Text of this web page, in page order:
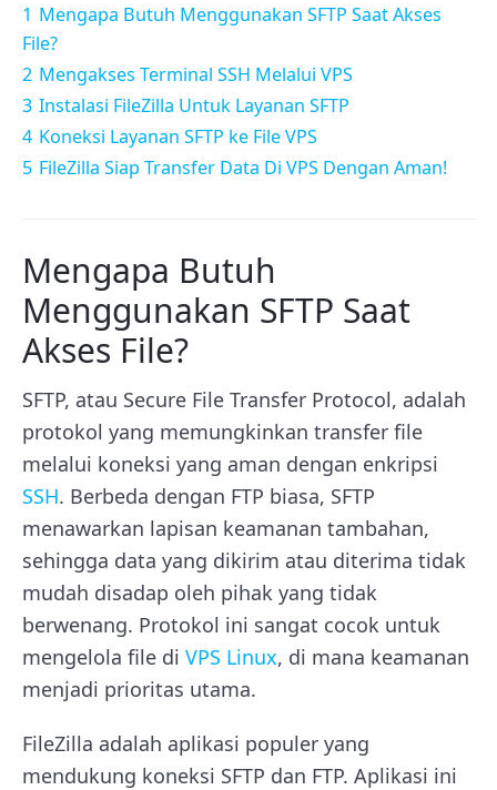
1 Mengapa Butuh Menggunakan SFTP Saat Akses
File?
2 Mengakses Terminal SSH Melalui VPS
3 Instalasi FileZilla Untuk Layanan SFTP
4 Koneksi Layanan SFTP ke File VPS
5 FileZilla Siap Transfer Data Di VPS Dengan Aman!
Mengapa Butuh
Menggunakan SFTP Saat
Akses File?
SFTP, atau Secure File Transfer Protocol, adalah
protokol yang memungkinkan transfer file
melalui koneksi yang aman dengan enkripsi
SSH. Berbeda dengan FTP biasa, SFTP
menawarkan lapisan keamanan tambahan,
sehingga data yang dikirim atau diterima tidak
mudah disadap oleh pihak yang tidak
berwenang. Protokol ini sangat cocok untuk
mengelola file di VPS Linux, di mana keamanan
menjadi prioritas utama.
FileZilla adalah aplikasi populer yang
mendukung koneksi SFTP dan FTP. Aplikasi ini